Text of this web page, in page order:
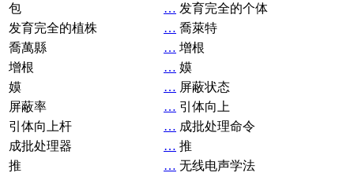
包
… 发育完全的个体
发育完全的植株
… 喬萊特
喬萬縣
… 增根
增根
… 嫫
嫫
… 屏蔽状态
屏蔽率
… 引体向上
引体向上杆
… 成批处理命令
成批处理器
… 推
推
… 无线电声学法